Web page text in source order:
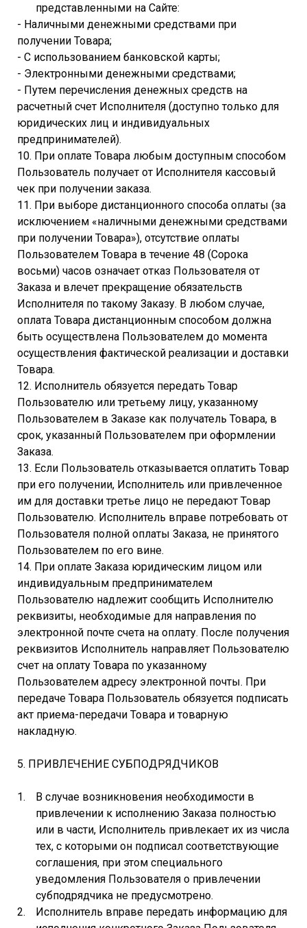
представленными на Сайте:
- Наличными денежными средствами при
получении Товара;
- С использованием банковской карты;
- Электронными денежными средствами;
- Путем перечисления денежных средств на
расчетный счет Исполнителя (доступно только для
юридических лиц и индивидуальных
предпринимателей).
10. При оплате Товара любым доступным способом
Пользователь получает от Исполнителя кассовый
чек при получении заказа.
11. При выборе дистанционного способа оплаты (за
исключением «наличными денежными средствами
при получении Товара»), отсутствие оплаты
Пользователем Товара в течение 48 (Сорока
восьми) часов означает отказ Пользователя от
Заказа и влечет прекращение обязательств
Исполнителя по такому Заказу. В любом случае,
оплата Товара дистанционным способом должна
быть осуществлена Пользователем до момента
осуществления фактической реализации и доставки
Товара.
12. Исполнитель обязуется передать Товар
Пользователю или третьему лицу, указанному
Пользователем в Заказе как получатель Товара, в
срок, указанный Пользователем при оформлении
Заказа.
13. Если Пользователь отказывается оплатить Товар
при его получении, Исполнитель или привлеченное
им для доставки третье лицо не передают Товар
Пользователю. Исполнитель вправе потребовать от
Пользователя полной оплаты Заказа, не принятого
Пользователем по его вине.
14. При оплате Заказа юридическим лицом или
индивидуальным предпринимателем
Пользователю надлежит сообщить Исполнителю
реквизиты, необходимые для направления по
электронной почте счета на оплату. После получения
реквизитов Исполнитель направляет Пользователю
счет на оплату Товара по указанному
Пользователем адресу электронной почты. При
передаче Товара Пользователь обязуется подписать
акт приема-передачи Товара и товарную
накладную.
5. ПРИВЛЕЧЕНИЕ СУБПОДРЯДЧИКОВ
В случае возникновения необходимости в
привлечении к исполнению Заказа полностью
или в части, Исполнитель привлекает их из числа
тех, с которыми он подписал соответствующие
соглашения, при этом специального
уведомления Пользователя о привлечении
субподрядчика не предусмотрено.
Исполнитель вправе передать информацию для